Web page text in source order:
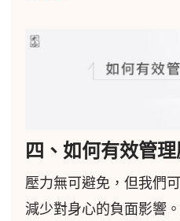
四、如何有效管理
壓力無可避免，但我們
減少對身心的負面影響